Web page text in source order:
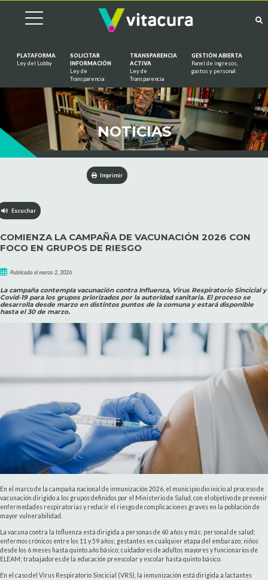
PLATAFORMA
Ley del Lobby
SOLICITAR
INFORMACIÓN
Ley de
Transparencia
TRANSPARENCIA
ACTIVA
Ley de
Transparencia
GESTIÓN ABIERTA
Panel de ingresos,
gastos y personal
NOTICIAS
Imprimir
Escuchar
COMIENZA LA CAMPAÑA DE VACUNACIÓN 2026 CON
FOCO EN GRUPOS DE RIESGO
Publicado el marzo 2, 2026
La campaña contempla vacunación contra Influenza, Virus Respiratorio Sincicial y
Covid-19 para los grupos priorizados por la autoridad sanitaria. El proceso se
desarrolla desde marzo en distintos puntos de la comuna y estará disponible
hasta el 30 de marzo.
En el marco de la campaña nacional de inmunización 2026, el municipio dio inicio al proceso de
vacunación dirigido a los grupos definidos por el Ministerio de Salud, con el objetivo de prevenir
enfermedades respiratorias y reducir el riesgo de complicaciones graves en la población de
mayor vulnerabilidad.
La vacuna contra la Influenza está dirigida a personas de 60 años y más; personal de salud;
enfermos crónicos entre los 11 y 59 años; gestantes en cualquier etapa del embarazo; niños
desde los 6 meses hasta quinto año básico; cuidadores de adultos mayores y funcionarios de
ELEAM; trabajadores de la educación preescolar y escolar hasta quinto básico.
En el caso del Virus Respiratorio Sincicial (VRS), la inmunización está dirigida a lactantes